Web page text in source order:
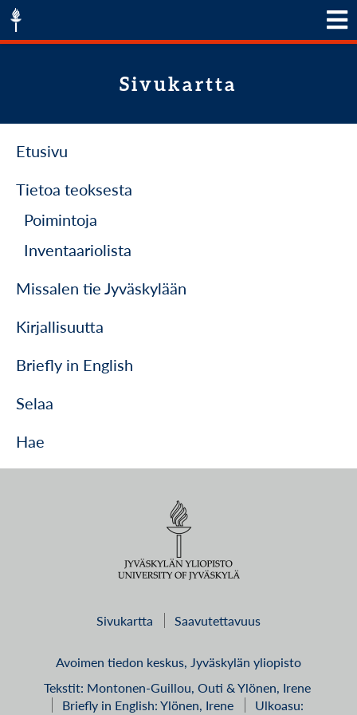
Sivukartta
Etusivu
Tietoa teoksesta
Poimintoja
Inventaariolista
Missalen tie Jyväskylään
Kirjallisuutta
Briefly in English
Selaa
Hae
Sivukartta Saavutettavuus
Avoimen tiedon keskus, Jyväskylän yliopisto
Tekstit: Montonen-Guillou, Outi & Ylönen, Irene
Briefly in English: Ylönen, Irene
Ulkoasu: